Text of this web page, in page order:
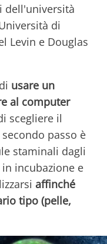
dell'università
di
Levin e Douglas
usare un
al computer
scegliere il
passo è
staminali dagli
incubazione e
affinché
tipo (pelle,